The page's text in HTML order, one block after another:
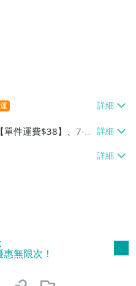
單件運費$38】、7-EL
件運費$38】、宅配/
消費滿$1000免運
運費$31、滿10件或
低溫配送【單件運
無限次！